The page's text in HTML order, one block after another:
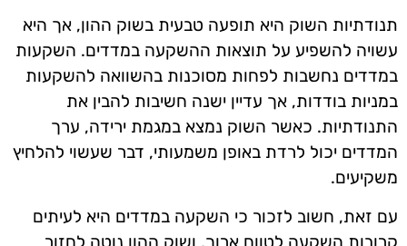
תנודתיות השוק היא תופעה טבעית בשוק ההון, אך היא
עשויה להשפיע על תוצאות ההשקעה במדדים. השקעות
במדדים נחשבות לפחות מסוכנות בהשוואה להשקעות
במניות בודדות, אך עדיין ישנה חשיבות להבין את
התנודתיות. כאשר השוק נמצא במגמת ירידה, ערך
המדדים יכול לרדת באופן משמעותי, דבר שעשוי להלחיץ
משקיעים.
עם זאת, חשוב לזכור כי השקעה במדדים היא לעיתים
קרובות השקעה לטווח ארוך, ושוק ההון נוטה לחזור